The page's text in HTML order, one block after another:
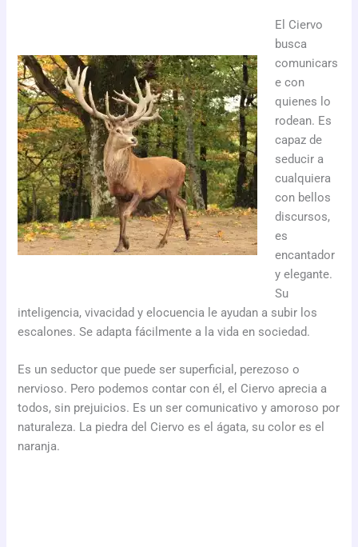
El Ciervo
busca
comunicars
e con
quienes lo
rodean. Es
capaz de
seducir a
cualquiera
con bellos
discursos,
es
encantador
y elegante.
Su
inteligencia, vivacidad y elocuencia le ayudan a subir los
escalones. Se adapta fácilmente a la vida en sociedad.
Es un seductor que puede ser superficial, perezoso o
nervioso. Pero podemos contar con él, el Ciervo aprecia a
todos, sin prejuicios. Es un ser comunicativo y amoroso por
naturaleza. La piedra del Ciervo es el ágata, su color es el
naranja.